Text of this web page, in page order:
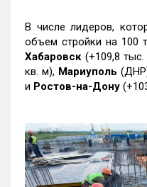
В числе лидеров,
объем стройки на 100
Хабаровск (+109,8
кв. м), Мариуполь
и Ростов-на-Дону